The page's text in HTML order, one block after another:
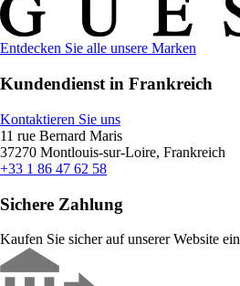
Entdecken Sie alle unsere Marken
Kundendienst in Frankreich
Kontaktieren Sie uns
11 rue Bernard Maris
37270 Montlouis-sur-Loire, Frankreich
+33 1 86 47 62 58
Sichere Zahlung
Kaufen Sie sicher auf unserer Website ein